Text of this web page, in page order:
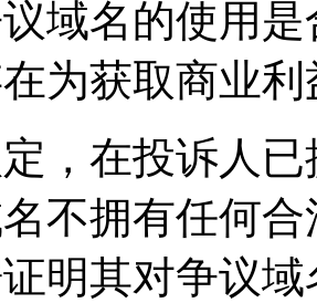
域名的使用
为获取商业
，在投诉人
不拥有任何
明其对争议